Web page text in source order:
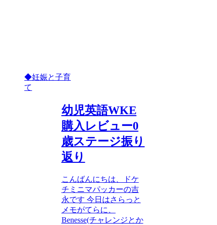
◆妊娠と子育
て
幼児英語WKE
購入レビュー0
歳ステージ振り
返り
こんばんにちは、ドケ
チミニマパッカーの吉
永です 今日はさらっと
メモがてらに、
Benesse(チャレンジとか